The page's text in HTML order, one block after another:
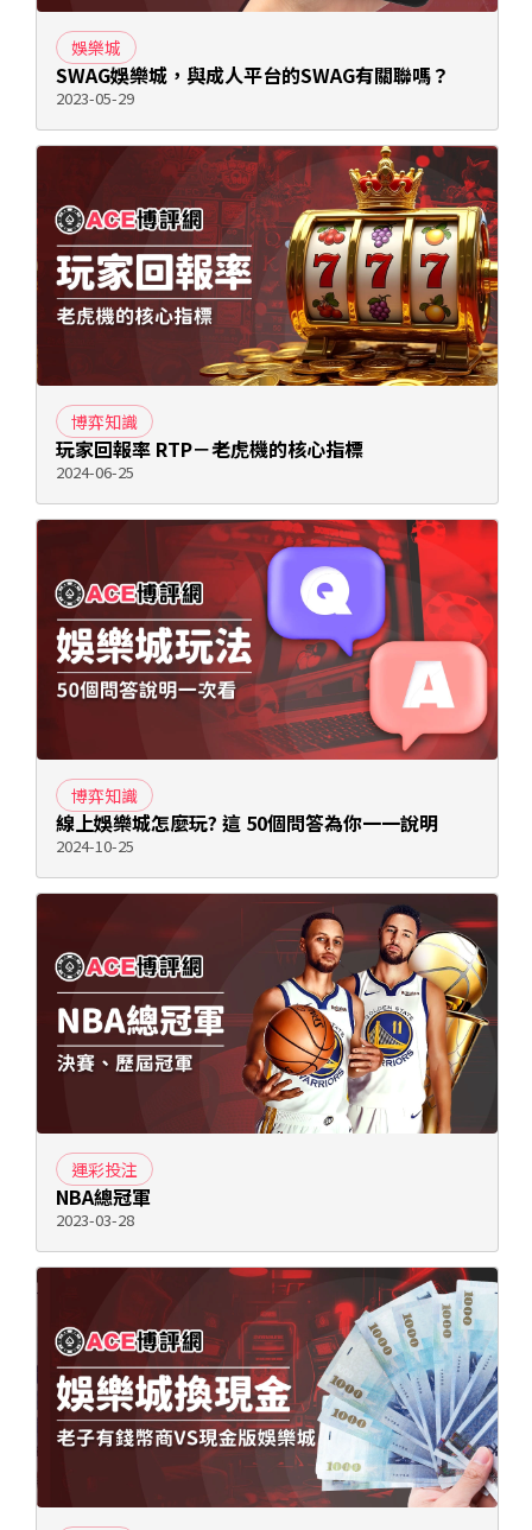
娛樂城
SWAG娛樂城，與成人平台的SWAG有關聯嗎？
2023-05-29
博弈知識
玩家回報率 RTP－老虎機的核心指標
2024-06-25
博弈知識
線上娛樂城怎麼玩? 這 50個問答為你一一說明
2024-10-25
運彩投注
NBA總冠軍
2023-03-28